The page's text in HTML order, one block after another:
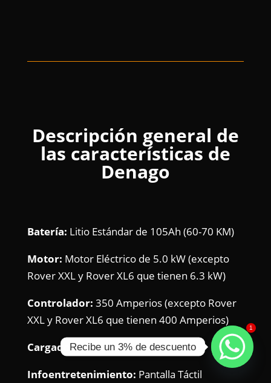
Descripción general de
las características de
Denago
Batería: Litio Estándar de 105Ah (60-70 KM)
Motor: Motor Eléctrico de 5.0 kW (excepto
Rover XXL y Rover XL6 que tienen 6.3 kW)
Controlador: 350 Amperios (excepto Rover
XXL y Rover XL6 que tienen 400 Amperios)
Cargador:25 Amperios
Infoentretenimiento: Pantalla Táctil
1
Recibe un 3% de descuento